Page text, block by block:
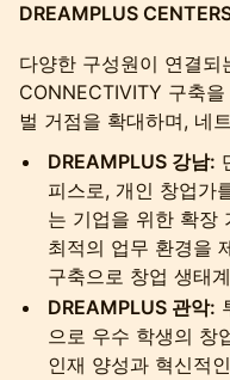
DREAMPLUS
다양한 구성원이 연결
CONNECTIVITY 구축
벌 거점을 확대하며, 네
DREAMPLUS 강남:
피스로, 개인 창업가
는 기업을 위한 확장
최적의 업무 환경을
구축으로 창업 생태
DREAMPLUS 관악:
으로 우수 학생의 창
인재 양성과 혁신적